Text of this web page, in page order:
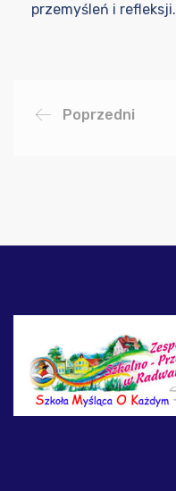
przemyśleń i refleksji.
Poprzedni